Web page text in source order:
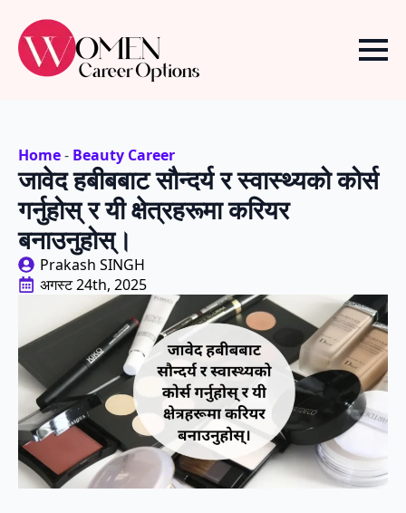
Home- Beauty Career
जावेद हबीबबाट सौन्दर्य र स्वास्थ्यको कोर्स
गर्नुहोस् र यी क्षेत्रहरूमा करियर
बनाउनुहोस्।
Prakash SINGH
अगस्ट 24th, 2025